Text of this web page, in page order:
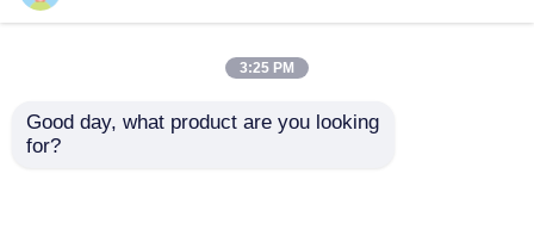
3:25 PM
Good day, what product are you looking
for?